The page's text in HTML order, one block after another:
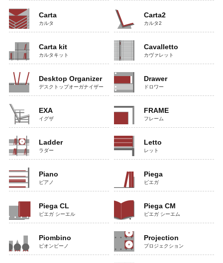
Carta
カルタ
Carta2
カルタ2
Carta kit
カルタキット
Cavalletto
カヴァレット
Desktop Organizer
デスクトップオーガナイザー
Drawer
ドロワー
EXA
イグザ
FRAME
フレーム
Ladder
ラダー
Letto
レット
Piano
ピアノ
Piega
ピエガ
Piega CL
ピエガ シーエル
Piega CM
ピエガ シーエム
Piombino
ピオンビーノ
Projection
プロジェクション